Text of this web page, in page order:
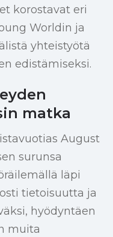
korostavat eri
Worldin ja
yhteistyötä
edistämiseksi.
matka
August
surunsa
läpi
tietoisuutta ja
hyödyntäen
muita